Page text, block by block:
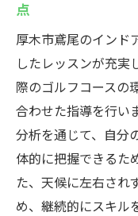
点
厚木市鳶尾のインド
したレッスンが充実
際のゴルフコースの
合わせた指導を行い
分析を通じて、自分
体的に把握できるた
た、天候に左右され
め、継続的にスキル